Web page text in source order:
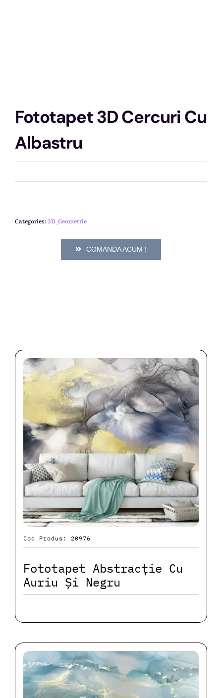
Fototapet 3D Cercuri Cu
Albastru
Categories:3D_Geometrie
COMANDA ACUM !
Cod Produs: 20976
Fototapet Abstracție Cu
Auriu Și Negru